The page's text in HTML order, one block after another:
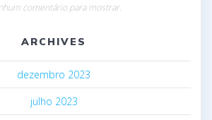
comentário para mostrar.
ARCHIVES
dezembro 2023
julho 2023